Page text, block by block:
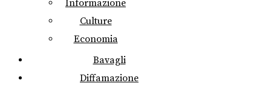
Informazione
Culture
Economia
Bavagli
Diffamazione